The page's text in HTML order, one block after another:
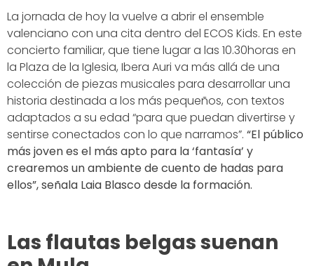
La jornada de hoy la vuelve a abrir el ensemble
valenciano con una cita dentro del ECOS Kids. En este
concierto familiar, que tiene lugar a las 10.30horas en
la Plaza de la Iglesia, Ibera Auri va más allá de una
colección de piezas musicales para desarrollar una
historia destinada a los más pequeños, con textos
adaptados a su edad “para que puedan divertirse y
sentirse conectados con lo que narramos”. “El público
más joven es el más apto para la ‘fantasía’ y
crearemos un ambiente de cuento de hadas para
ellos”, señala Laia Blasco desde la formación.
Las flautas belgas suenan